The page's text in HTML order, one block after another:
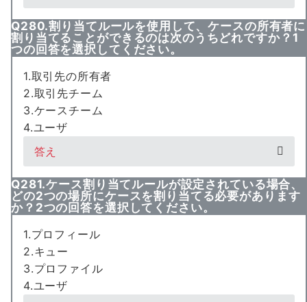
Q280.割り当てルールを使用して、ケースの所有者に
割り当てることができるのは次のうちどれですか？1
つの回答を選択してください。
1.取引先の所有者
2.取引先チーム
3.ケースチーム
4.ユーザ
答え
Q281.ケース割り当てルールが設定されている場合、
どの2つの場所にケースを割り当てる必要があります
か？2つの回答を選択してください。
1.プロフィール
2.キュー
3.プロファイル
4.ユーザ